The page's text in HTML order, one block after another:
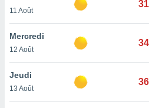
le
ainsi
un
11 Août
Mercredi
12 Août
Jeudi
13 Août